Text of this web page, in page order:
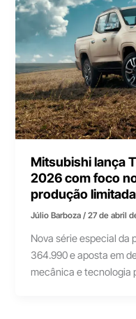
Mitsubishi lança
2026 com foco
produção
Júlio Barboza/27 de abril
Nova série especial da
364.990 e aposta em
mecânica e tecnologia